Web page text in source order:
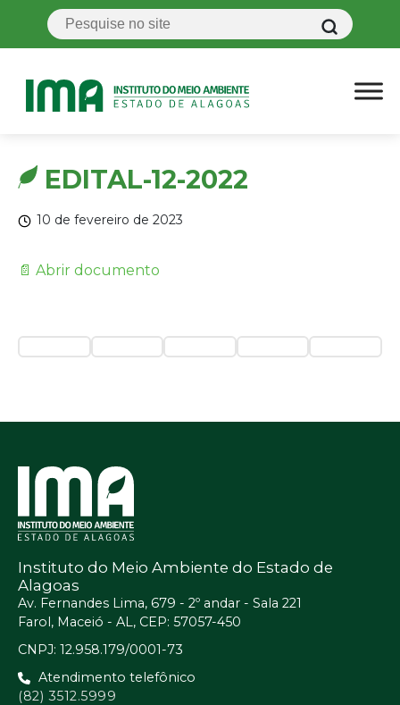
EDITAL-12-2022
10 de fevereiro de 2023
📄 Abrir documento
Instituto do Meio Ambiente do Estado de
Alagoas
Av. Fernandes Lima, 679 - 2º andar - Sala 221
Farol, Maceió - AL, CEP: 57057-450
CNPJ: 12.958.179/0001-73
Atendimento telefônico
(82) 3512.5999